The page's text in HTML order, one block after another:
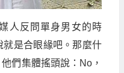
人反問單身男女的時
是合眼緣吧。那麼什
們集體搖頭說：No，